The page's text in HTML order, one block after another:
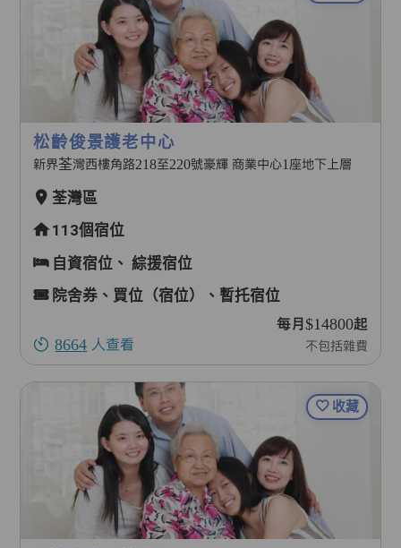
松齡俊景護老中心
新界荃灣西樓角路218至220號豪輝 商業中心1座地下上層
荃灣區
113個宿位
自資宿位、綜援宿位
院舍券、買位（宿位）、暫托宿位
8664 人查看
每月$14800起
不包括雜費
收藏